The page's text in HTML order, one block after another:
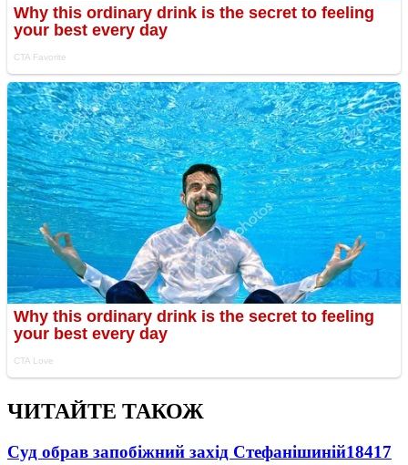
ЧИТАЙТЕ ТАКОЖ
Суд обрав запобіжний захід Стефанішиній18417